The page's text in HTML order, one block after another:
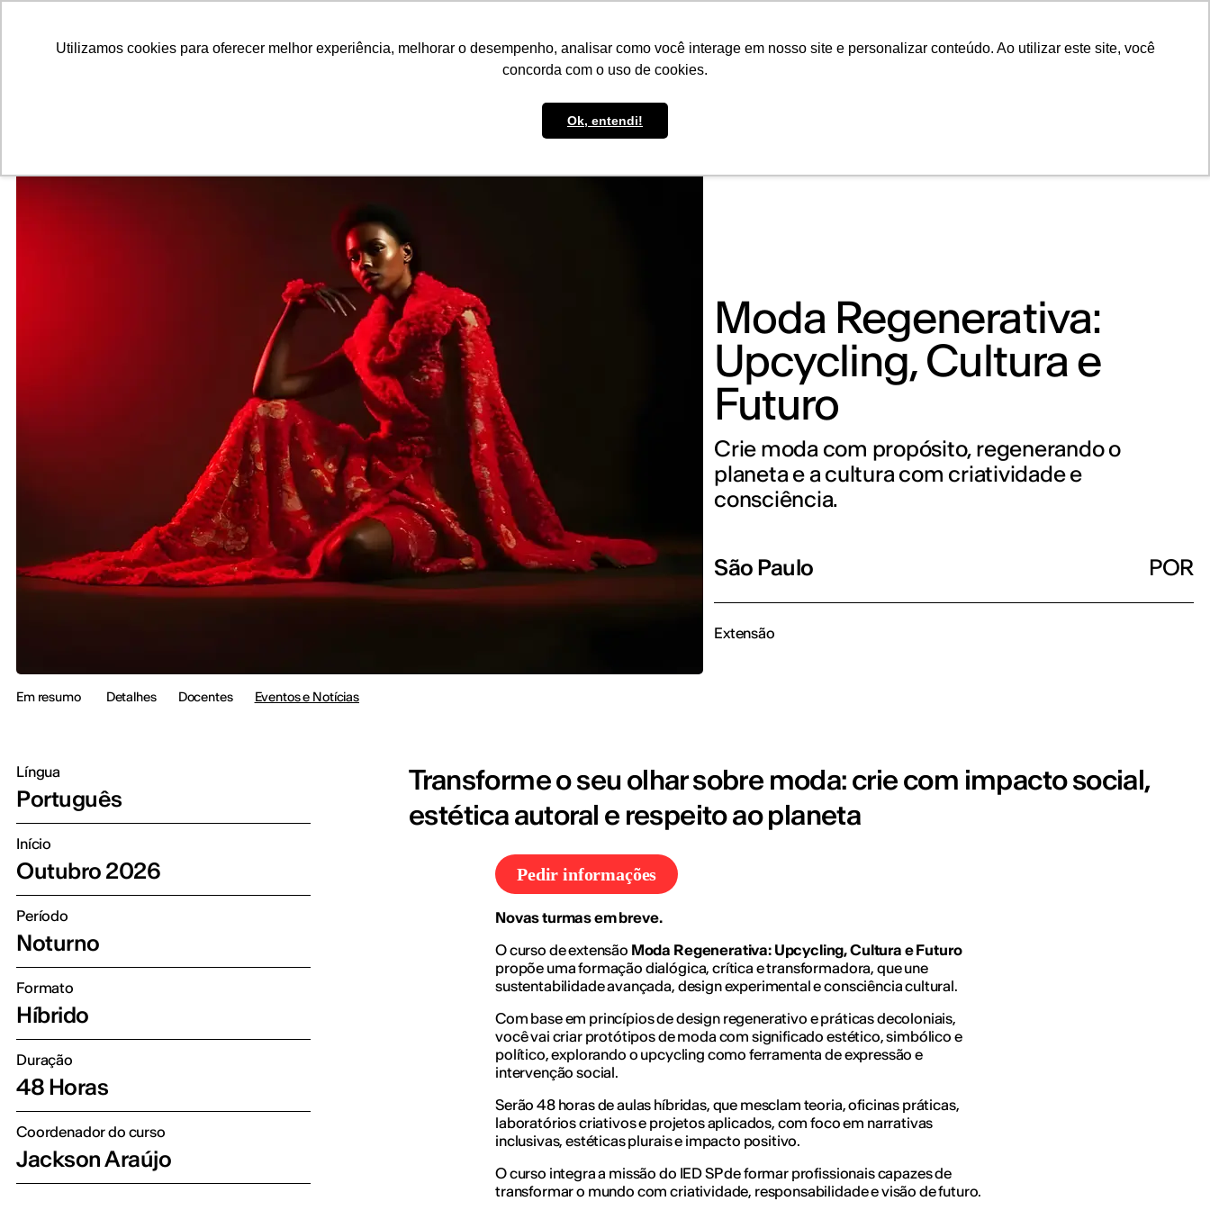
Utilizamos cookies para oferecer melhor experiência, melhorar o desempenho, analisar como você interage em nosso site e personalizar conteúdo. Ao utilizar este site, você
concorda com o uso de cookies.
Ok, entendi!
Moda Regenerativa:
Upcycling, Cultura e
Futuro
Crie moda com propósito, regenerando o
planeta e a cultura com criatividade e
consciência.
São Paulo POR
Extensão
Em resumo Detalhes Docentes Eventos e Notícias
Língua
Português
Início
Outubro 2026
Período
Noturno
Formato
Híbrido
Duração
48 Horas
Coordenador do curso
Jackson Araújo
Transforme o seu olhar sobre moda: crie com impacto social,
estética autoral e respeito ao planeta
Pedir informações
Novas turmas em breve.
O curso de extensão Moda Regenerativa: Upcycling, Cultura e Futuro
propõe uma formação dialógica, crítica e transformadora, que une
sustentabilidade avançada, design experimental e consciência cultural.
Com base em princípios de design regenerativo e práticas decoloniais,
você vai criar protótipos de moda com significado estético, simbólico e
político, explorando o upcycling como ferramenta de expressão e
intervenção social.
Serão 48 horas de aulas híbridas, que mesclam teoria, oficinas práticas,
laboratórios criativos e projetos aplicados, com foco em narrativas
inclusivas, estéticas plurais e impacto positivo.
O curso integra a missão do IED SP de formar profissionais capazes de
transformar o mundo com criatividade, responsabilidade e visão de futuro.